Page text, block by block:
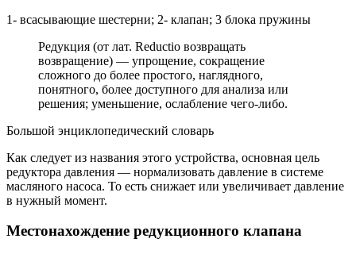
1- всасывающие шестерни; 2- клапан; 3 блока пружины
Редукция (от лат. Reductio возвращать
возвращение) — упрощение, сокращение
сложного до более простого, наглядного,
понятного, более доступного для анализа или
решения; уменьшение, ослабление чего-либо.
Большой энциклопедический словарь
Как следует из названия этого устройства, основная цель
редуктора давления — нормализовать давление в системе
масляного насоса. То есть снижает или увеличивает давление
в нужный момент.
Местонахождение редукционного клапана